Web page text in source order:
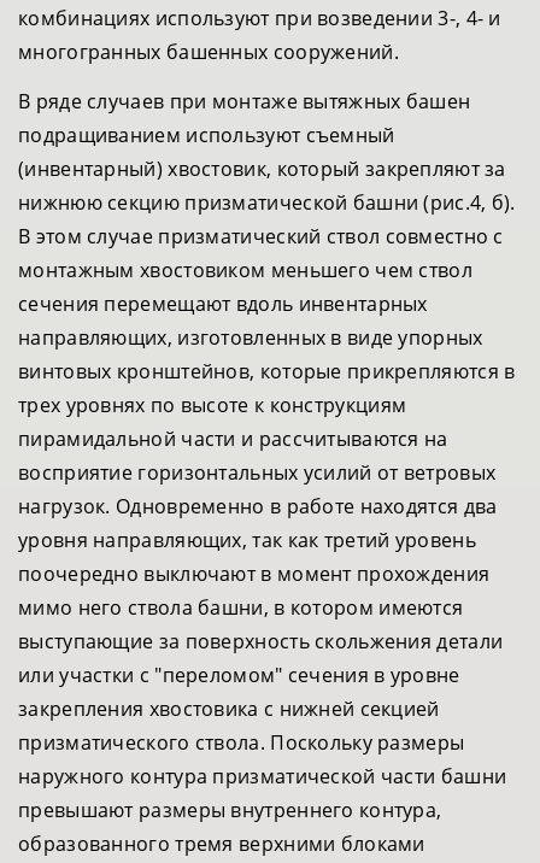
комбинациях используют при возведении 3-, 4- и
многогранных башенных сооружений.
В ряде случаев при монтаже вытяжных башен
подращиванием используют съемный
(инвентарный) хвостовик, который закрепляют за
нижнюю секцию призматической башни (рис.4, б).
В этом случае призматический ствол совместно с
монтажным хвостовиком меньшего чем ствол
сечения перемещают вдоль инвентарных
направляющих, изготовленных в виде упорных
винтовых кронштейнов, которые прикрепляются в
трех уровнях по высоте к конструкциям
пирамидальной части и рассчитываются на
восприятие горизонтальных усилий от ветровых
нагрузок. Одновременно в работе находятся два
уровня направляющих, так как третий уровень
поочередно выключают в момент прохождения
мимо него ствола башни, в котором имеются
выступающие за поверхность скольжения детали
или участки с "переломом" сечения в уровне
закрепления хвостовика с нижней секцией
призматического ствола. Поскольку размеры
наружного контура призматической части башни
превышают размеры внутреннего контура,
образованного тремя верхними блоками